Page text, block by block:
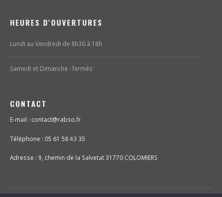
HEURES D'OUVERTURES
Lundi au Vendredi de 8h30 à 18h
Samedi et Dimanche : fermés
CONTACT
E-mail : contact@rabso.fr
Téléphone : 05 61 58 43 35
Adresse : 9, chemin de la Salvetat 31770 COLOMIERS